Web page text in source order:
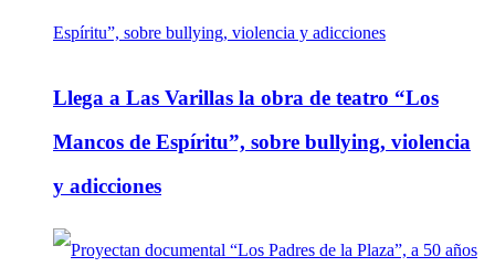
Llega a Las Varillas la obra de teatro “Los
Mancos de Espíritu”, sobre bullying, violencia
y adicciones